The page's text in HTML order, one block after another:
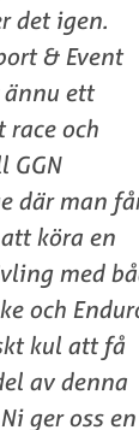
det igen.
& Event
ett
och
GGN
där man
köra en
med
och
kul att få
av denna
ger oss en